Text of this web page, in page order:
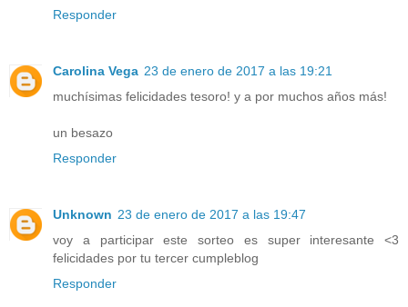
Responder
Carolina Vega 23 de enero de 2017 a las 19:21
muchísimas felicidades tesoro! y a por muchos años más!
un besazo
Responder
Unknown 23 de enero de 2017 a las 19:47
voy a participar este sorteo es super interesante <3
felicidades por tu tercer cumpleblog
Responder